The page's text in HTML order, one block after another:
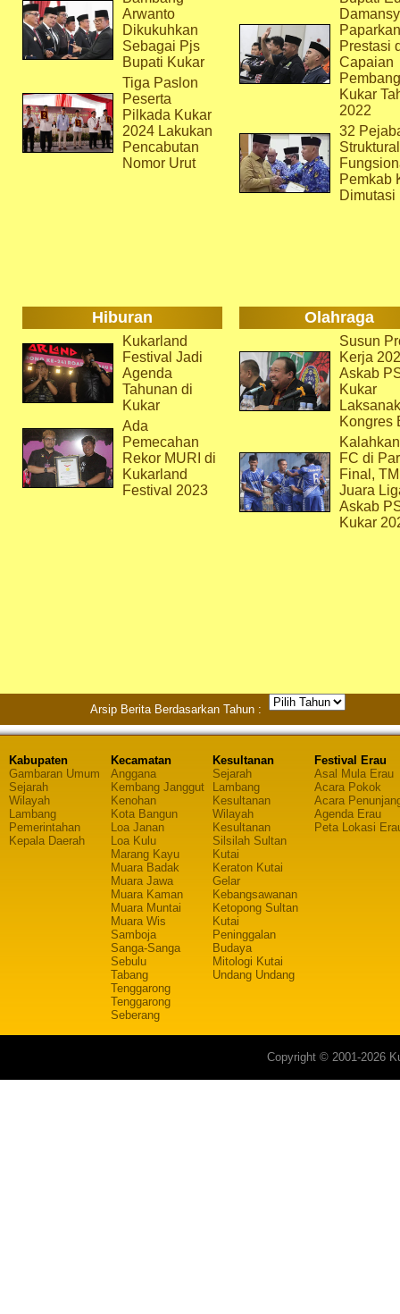
Arwanto
Dikukuhkan
Sebagai Pjs
Bupati Kukar
Tiga Paslon
Peserta
Pilkada Kukar
2024 Lakukan
Pencabutan
Nomor Urut
Paparkan
Prestasi
Capaian
Kukar
2022
32
Pemkab
Dimutasi
Hiburan Olahraga
Kukarland
Festival Jadi
Agenda
Tahunan di
Kukar
Ada
Pemecahan
Rekor MURI di
Kukarland
Festival 2023
Susun
Kerja
Askab
Kukar
Kongres
FC di
Final,
Juara
Askab
Kukar
Arsip Berita Berdasarkan Tahun :
Kabupaten
Gambaran Umum
Sejarah
Wilayah
Lambang
Pemerintahan
Kepala Daerah
Kecamatan
Anggana
Kembang Janggut
Kenohan
Kota Bangun
Loa Janan
Loa Kulu
Marang Kayu
Muara Badak
Muara Jawa
Muara Kaman
Muara Muntai
Muara Wis
Samboja
Sanga-Sanga
Sebulu
Tabang
Tenggarong
Tenggarong
Seberang
Kesultanan
Sejarah
Lambang
Kesultanan
Wilayah
Kesultanan
Silsilah Sultan
Kutai
Keraton Kutai
Gelar
Kebangsawanan
Ketopong Sultan
Kutai
Peninggalan
Budaya
Mitologi Kutai
Undang Undang
Festival Erau
Asal Mula Erau
Acara Pokok
Acara
Agenda Erau
Peta Lokasi
Copyright © 2001-2026